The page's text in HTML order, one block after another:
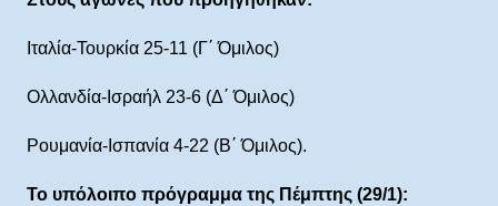
Ιταλία-Τουρκία 25-11 (Γ΄ Όμιλος)
Ολλανδία-Ισραήλ 23-6 (Δ΄ Όμιλος)
Ρουμανία-Ισπανία 4-22 (Β΄ Όμιλος).
Το υπόλοιπο πρόγραμμα της Πέμπτης (29/1):